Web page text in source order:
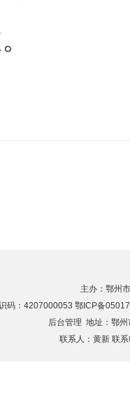
主办：鄂州
码：4207000053 鄂ICP备
后台管理 地址：鄂
联系人：黄新 联